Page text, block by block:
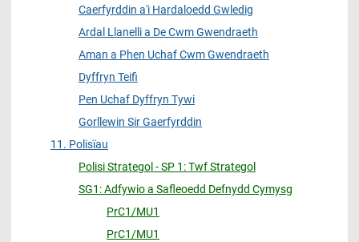
Caerfyrddin a'i Hardaloedd Gwledig
Ardal Llanelli a De Cwm Gwendraeth
Aman a Phen Uchaf Cwm Gwendraeth
Dyffryn Teifi
Pen Uchaf Dyffryn Tywi
Gorllewin Sir Gaerfyrddin
11. Polisïau
Polisi Strategol - SP 1: Twf Strategol
SG1: Adfywio a Safleoedd Defnydd Cymysg
PrC1/MU1
PrC1/MU1